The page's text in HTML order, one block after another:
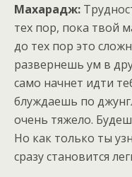
Махарадж:
тех пор, пока твой
до тех пор это
развернешь ум в
само начнет идти
блуждаешь по
очень тяжело.
Но как только ты
сразу становится